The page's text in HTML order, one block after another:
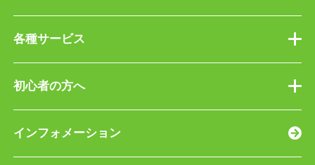
各種サービス
初心者の方へ
インフォメーション